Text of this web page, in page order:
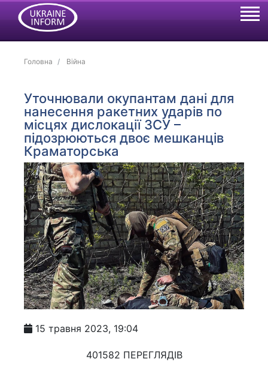
Головна Війна
Уточнювали окупантам дані для
нанесення ракетних ударів по
місцях дислокації ЗСУ –
підозрюються двоє мешканців
Краматорська
15 травня 2023, 19:04
401582 ПЕРЕГЛЯДІВ